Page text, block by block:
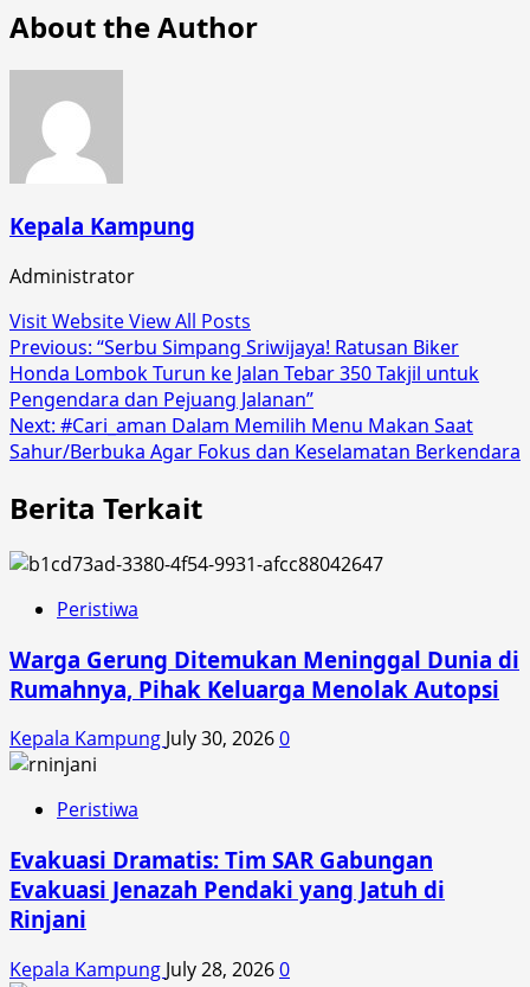
About the Author
Kepala Kampung
Administrator
Visit WebsiteView All Posts
Post
navigation
Previous: “Serbu Simpang Sriwijaya! Ratusan Biker
Honda Lombok Turun ke Jalan Tebar 350 Takjil untuk
Pengendara dan Pejuang Jalanan”
Next: #Cari_aman Dalam Memilih Menu Makan Saat
Sahur/Berbuka Agar Fokus dan Keselamatan Berkendara
Berita Terkait
Peristiwa
Warga Gerung Ditemukan Meninggal Dunia di
Rumahnya, Pihak Keluarga Menolak Autopsi
Kepala Kampung July 30, 20260
Peristiwa
Evakuasi Dramatis: Tim SAR Gabungan
Evakuasi Jenazah Pendaki yang Jatuh di
Rinjani
Kepala Kampung July 28, 20260